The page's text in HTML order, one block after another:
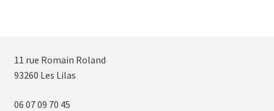
11 rue Romain Roland
93260 Les Lilas
06 07 09 70 45